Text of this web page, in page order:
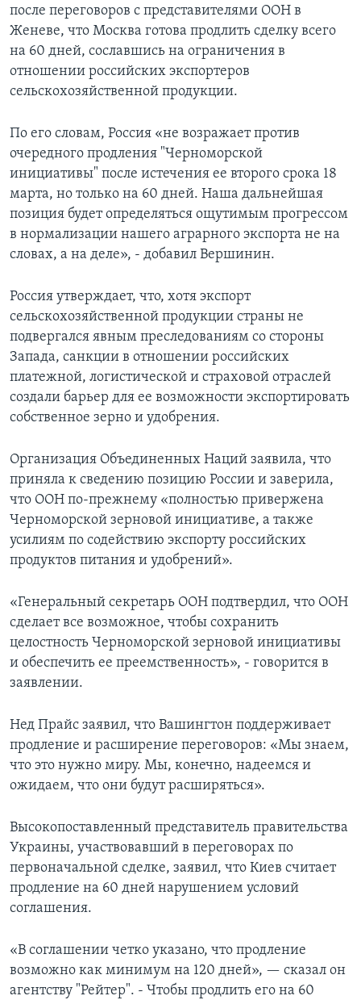
после переговоров с представителями ООН в
Женеве, что Москва готова продлить сделку всего
на 60 дней, сославшись на ограничения в
отношении российских экспортеров
сельскохозяйственной продукции.
По его словам, Россия «не возражает против
очередного продления "Черноморской
инициативы" после истечения ее второго срока 18
марта, но только на 60 дней. Наша дальнейшая
позиция будет определяться ощутимым прогрессом
в нормализации нашего аграрного экспорта не на
словах, а на деле», - добавил Вершинин.
Россия утверждает, что, хотя экспорт
сельскохозяйственной продукции страны не
подвергался явным преследованиям со стороны
Запада, санкции в отношении российских
платежной, логистической и страховой отраслей
создали барьер для ее возможности экспортировать
собственное зерно и удобрения.
Организация Объединенных Наций заявила, что
приняла к сведению позицию России и заверила,
что ООН по-прежнему «полностью привержена
Черноморской зерновой инициативе, а также
усилиям по содействию экспорту российских
продуктов питания и удобрений».
«Генеральный секретарь ООН подтвердил, что ООН
сделает все возможное, чтобы сохранить
целостность Черноморской зерновой инициативы
и обеспечить ее преемственность», - говорится в
заявлении.
Нед Прайс заявил, что Вашингтон поддерживает
продление и расширение переговоров: «Мы знаем,
что это нужно миру. Мы, конечно, надеемся и
ожидаем, что они будут расширяться».
Высокопоставленный представитель правительства
Украины, участвовавший в переговорах по
первоначальной сделке, заявил, что Киев считает
продление на 60 дней нарушением условий
соглашения.
«В соглашении четко указано, что продление
возможно как минимум на 120 дней», — сказал он
агентству "Рейтер". - Чтобы продлить его на 60